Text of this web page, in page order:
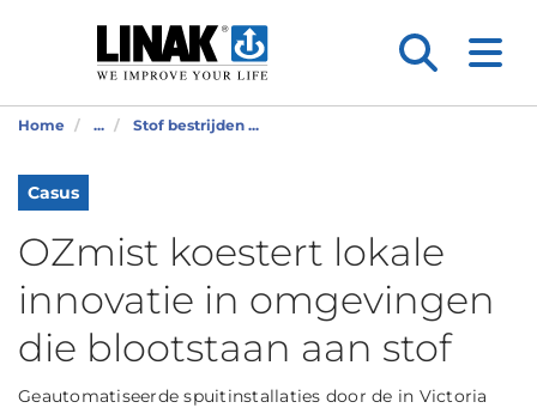
Home ... Stof bestrijden ...
Casus
OZmist koestert lokale
innovatie in omgevingen
die blootstaan aan stof
Geautomatiseerde spuitinstallaties door de in Victoria